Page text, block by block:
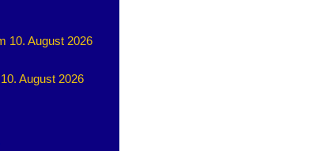
10. August 2026
August 2026